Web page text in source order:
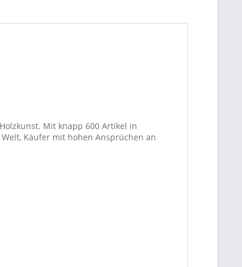
Mit knapp 600 Artikel in
Käufer mit hohen Ansprüchen an